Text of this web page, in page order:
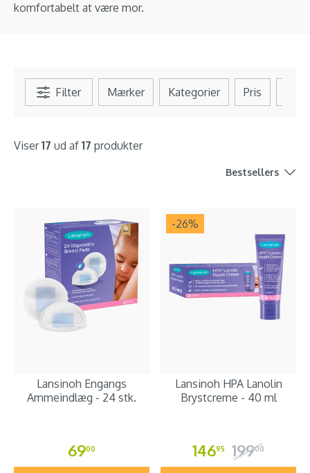
komfortabelt at være mor.
Filter Mærker Kategorier Pris
Viser17 ud af 17 produkter
Bestsellers
Lansinoh Engangs
Ammeindlæg - 24 stk.
6900
-26%
Lansinoh HPA Lanolin
Brystcreme - 40 ml
14695 19900